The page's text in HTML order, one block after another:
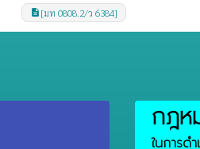
description [มท 0808.2/ว 6384]
กฎห
ในการด